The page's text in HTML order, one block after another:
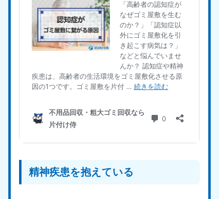
精神疾患を抱えている
奈良県
050-1881-5249
9:00〜19:00 年中無休
三重県
050-1881-5254
9:00〜19:00 年中無休
050-1881-5253
9:00〜19:00 年中無休
京都府
050-1881-5252
9:00〜19:00 年中無休
050-1881-5248
9:00〜19:00 年中無休
中国
岡山県
050-1881-5146
9:00〜19:00 年中無休
050-1880-9900